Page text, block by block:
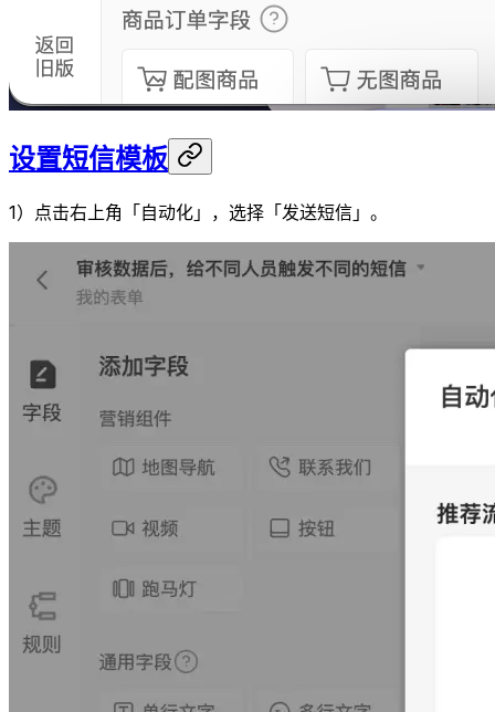
设置短信模板
1）点击右上角「自动化」，选择「发送短信」。